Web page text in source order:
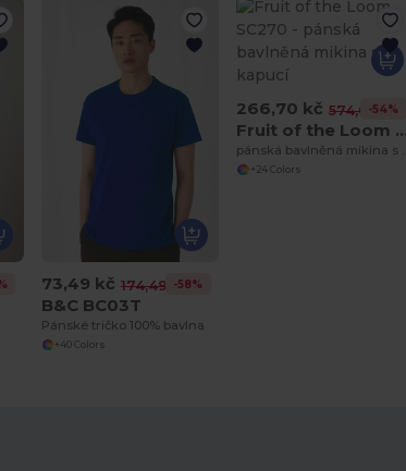
73,49 kč 174,49 kč-58%
B&C BC03T
Pánské tričko 100% bavlna
+40 Colors
266,70 kč 574,08 kč
-54%
Fruit of the Loom SC270
+24 Colors